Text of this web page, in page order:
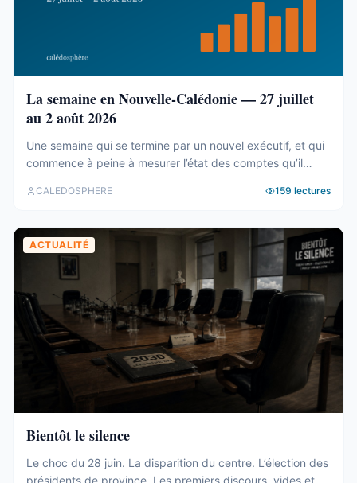
La semaine en Nouvelle-Calédonie — 27 juillet
au 2 août 2026
Une semaine qui se termine par un nouvel exécutif, et qui
commence à peine à mesurer l’état des comptes qu’il
gouvernement, et des comptes qui coincent C’est fait. Le
gouvernement ont été élus au Congrès (abonnés), ...
CALEDOSPHERE 159 lectures
ACTUALITÉ
Bientôt le silence
Le choc du 28 juin. La disparition du centre. L’élection des